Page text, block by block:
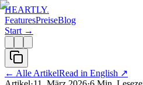
HEARTLY.
FeaturesPreiseBlog
Start →
← Alle ArtikelRead in English ↗